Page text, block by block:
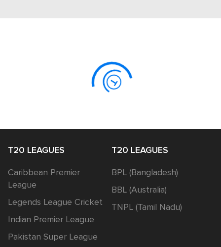
T20 LEAGUES
Caribbean Premier
League
Legends League Cricket
Indian Premier League
Pakistan Super League
T20 LEAGUES
BPL (Bangladesh)
BBL (Australia)
TNPL (Tamil Nadu)